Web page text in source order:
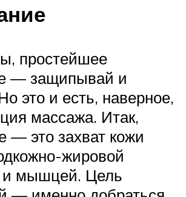
простейшее
— защипывай и
это и есть, наверное,
массажа. Итак,
— это захват кожи
жировой
и мышцей. Цель